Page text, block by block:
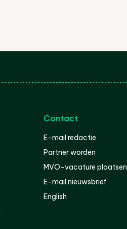
Contact
E-mail redactie
Partner worden
MVO-vacature plaatsen
E-mail nieuwsbrief
English